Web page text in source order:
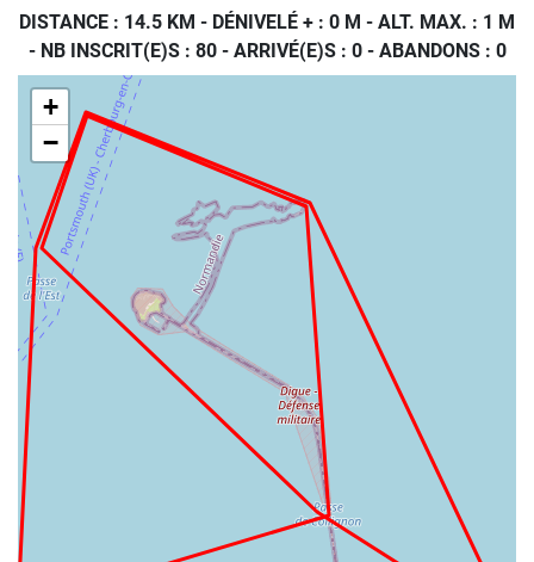
DISTANCE : 14.5 KM - DÉNIVELÉ + : 0 M - ALT. MAX. : 1 M
- NB INSCRIT(E)S : 80- ARRIVÉ(E)S : 0- ABANDONS : 0
+
−